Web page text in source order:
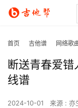
首页 吉他谱 网络歌
断送青春爱错
线谱
2024-10-01 来源 : 亦